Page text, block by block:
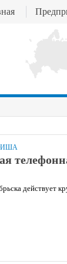
действует